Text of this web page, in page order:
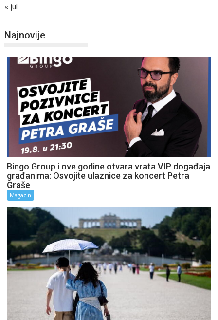
« jul
Najnovije
Bingo Group i ove godine otvara vrata VIP događaja
građanima: Osvojite ulaznice za koncert Petra
Graše
Magazin